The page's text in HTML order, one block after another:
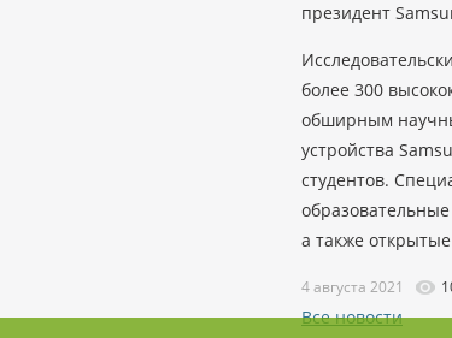
президент
более 300
обширным
устройства
студентов.
а также
4 августа 2021
Все новости